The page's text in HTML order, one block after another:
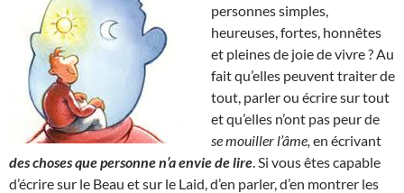
personnes simples,
heureuses, fortes, honnêtes
et pleines de joie de vivre ? Au
fait qu’elles peuvent traiter de
tout, parler ou écrire sur tout
et qu’elles n’ont pas peur de
semouiller l’âme, en écrivant
des choses que personne n’a envie de lire . Si vous êtes capable
d’écrire sur le Beau et sur le Laid, d’en parler, d’en montrer les